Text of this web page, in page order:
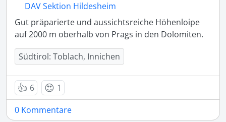
DAV Sektion Hildesheim
Gut präparierte und aussichtsreiche Höhenloipe
auf 2000 m oberhalb von Prags in den Dolomiten.
Südtirol: Toblach, Innichen
👍 6 😍 1
0 Kommentare